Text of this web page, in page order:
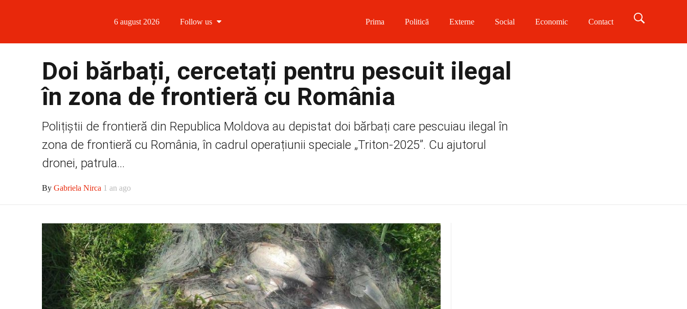
6 august 2026 Follow us
Follow us on Twitter
Prima Politică Externe Social Economic Contact
Doi bărbați, cercetați pentru pescuit ilegal
în zona de frontieră cu România
Polițiștii de frontieră din Republica Moldova au depistat doi bărbați care pescuiau ilegal în
zona de frontieră cu România, în cadrul operațiunii speciale „Triton-2025”. Cu ajutorul
dronei, patrula...
By Gabriela Nirca 1 an ago